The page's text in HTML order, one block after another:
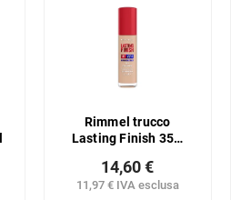
Rimmel trucco
Lasting Finish 35H
11,97 € IVA esclusa
14,60 €